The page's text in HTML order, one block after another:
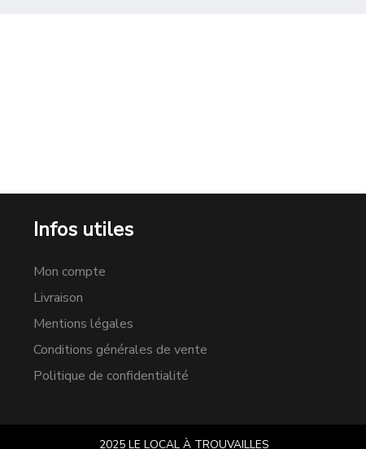
Infos utiles
Mon compte
Livraison
Mentions légales
Conditions générales de vente
Politique de confidentialité
2025 LE LOCAL À TROUVAILLES